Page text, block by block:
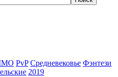
PvP Средневековье Фэнтези
2019